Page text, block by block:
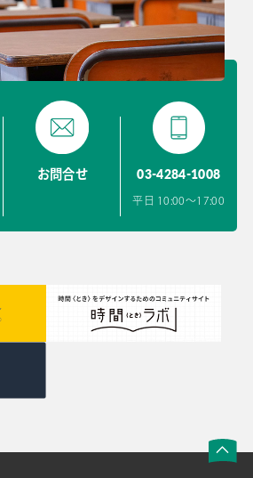
お問合せ 03-4284-1008
平日 10:00〜17:00